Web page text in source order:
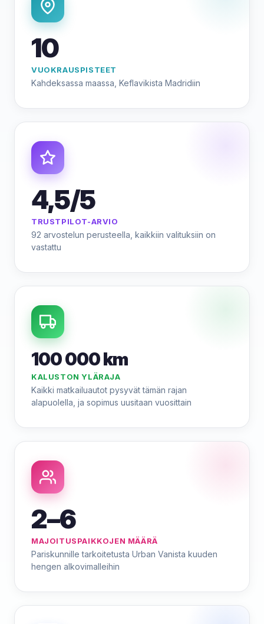
10
VUOKRAUSPISTEET
Kahdeksassa maassa, Keflavikista Madridiin
4,5/5
TRUSTPILOT-ARVIO
92 arvostelun perusteella, kaikkiin valituksiin on
vastattu
100 000 km
KALUSTON YLÄRAJA
Kaikki matkailuautot pysyvät tämän rajan
alapuolella, ja sopimus uusitaan vuosittain
2–6
MAJOITUSPAIKKOJEN MÄÄRÄ
Pariskunnille tarkoitetusta Urban Vanista kuuden
hengen alkovimalleihin